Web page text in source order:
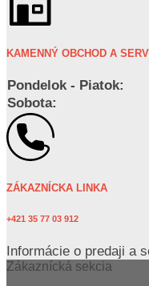
KAMENNÝ OBCHOD A
Pondelok - Piatok:
Sobota:
ZÁKAZNÍCKA LINKA
+421 35 77 03 912
Informácie o predaji a
Zákaznícká sekcia